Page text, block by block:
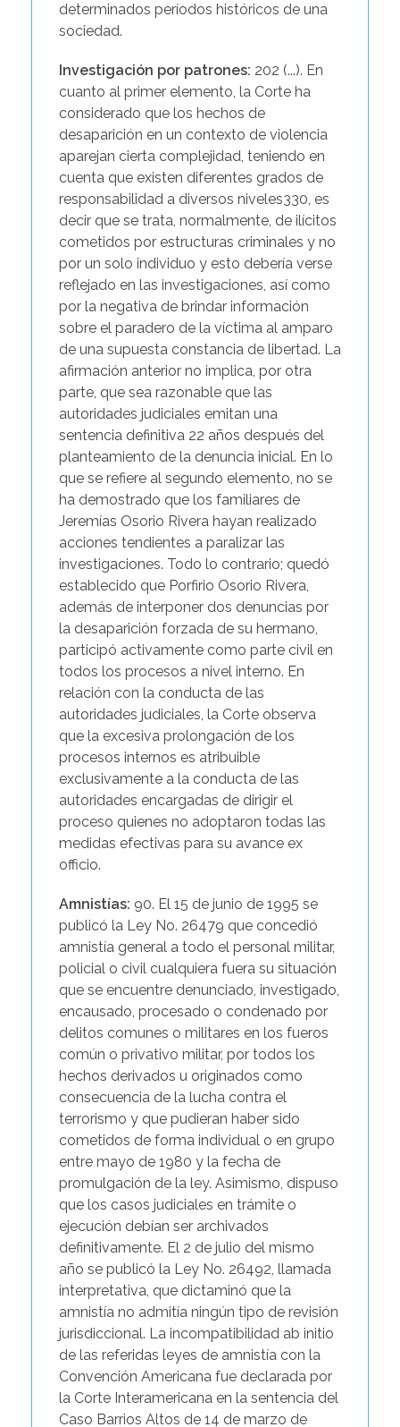
determinados períodos históricos de una
sociedad.
Investigación por patrones: 202 (...). En
cuanto al primer elemento, la Corte ha
considerado que los hechos de
desaparición en un contexto de violencia
aparejan cierta complejidad, teniendo en
cuenta que existen diferentes grados de
responsabilidad a diversos niveles330, es
decir que se trata, normalmente, de ilícitos
cometidos por estructuras criminales y no
por un solo individuo y esto debería verse
reflejado en las investigaciones, así como
por la negativa de brindar información
sobre el paradero de la víctima al amparo
de una supuesta constancia de libertad. La
afirmación anterior no implica, por otra
parte, que sea razonable que las
autoridades judiciales emitan una
sentencia definitiva 22 años después del
planteamiento de la denuncia inicial. En lo
que se refiere al segundo elemento, no se
ha demostrado que los familiares de
Jeremías Osorio Rivera hayan realizado
acciones tendientes a paralizar las
investigaciones. Todo lo contrario; quedó
establecido que Porfirio Osorio Rivera,
además de interponer dos denuncias por
la desaparición forzada de su hermano,
participó activamente como parte civil en
todos los procesos a nivel interno. En
relación con la conducta de las
autoridades judiciales, la Corte observa
que la excesiva prolongación de los
procesos internos es atribuible
exclusivamente a la conducta de las
autoridades encargadas de dirigir el
proceso quienes no adoptaron todas las
medidas efectivas para su avance ex
officio.
Amnistías: 90. El 15 de junio de 1995 se
publicó la Ley No. 26479 que concedió
amnistía general a todo el personal militar,
policial o civil cualquiera fuera su situación
que se encuentre denunciado, investigado,
encausado, procesado o condenado por
delitos comunes o militares en los fueros
común o privativo militar, por todos los
hechos derivados u originados como
consecuencia de la lucha contra el
terrorismo y que pudieran haber sido
cometidos de forma individual o en grupo
entre mayo de 1980 y la fecha de
promulgación de la ley. Asimismo, dispuso
que los casos judiciales en trámite o
ejecución debían ser archivados
definitivamente. El 2 de julio del mismo
año se publicó la Ley No. 26492, llamada
interpretativa, que dictaminó que la
amnistía no admitía ningún tipo de revisión
jurisdiccional. La incompatibilidad ab initio
de las referidas leyes de amnistía con la
Convención Americana fue declarada por
la Corte Interamericana en la sentencia del
Caso Barrios Altos de 14 de marzo de